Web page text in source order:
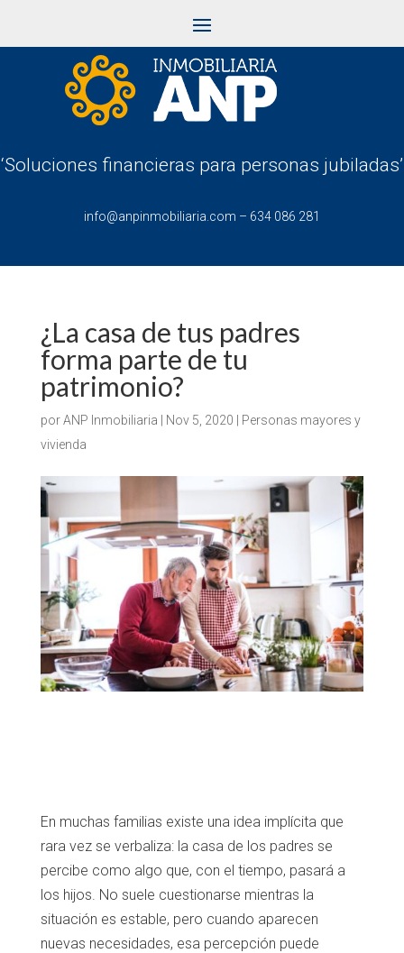
‘Soluciones financieras para personas jubiladas’
info@anpinmobiliaria.com – 634 086 281
¿La casa de tus padres
forma parte de tu
patrimonio?
porANP Inmobiliaria Nov 5, 2020
Personas mayores y
vivienda
En muchas familias existe una idea implícita que
rara vez se verbaliza: la casa de los padres se
percibe como algo que, con el tiempo, pasará a
los hijos. No suele cuestionarse mientras la
situación es estable, pero cuando aparecen
nuevas necesidades, esa percepción puede